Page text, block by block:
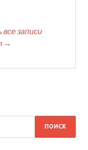
записи
→